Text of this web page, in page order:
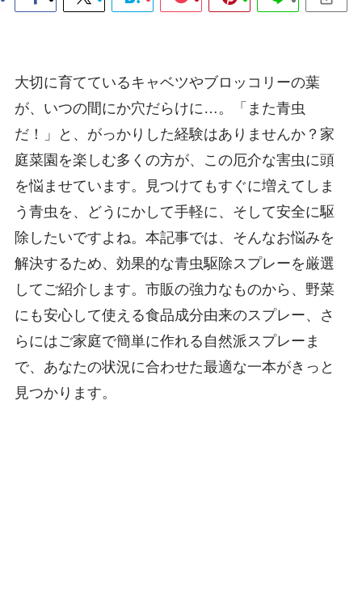
大切に育てているキャベツやブロッコリーの葉
が、いつの間にか穴だらけに…。「また青虫
だ！」と、がっかりした経験はありませんか？家
庭菜園を楽しむ多くの方が、この厄介な害虫に頭
を悩ませています。見つけてもすぐに増えてしま
う青虫を、どうにかして手軽に、そして安全に駆
除したいですよね。本記事では、そんなお悩みを
解決するため、効果的な青虫駆除スプレーを厳選
してご紹介します。市販の強力なものから、野菜
にも安心して使える食品成分由来のスプレー、さ
らにはご家庭で簡単に作れる自然派スプレーま
で、あなたの状況に合わせた最適な一本がきっと
見つかります。